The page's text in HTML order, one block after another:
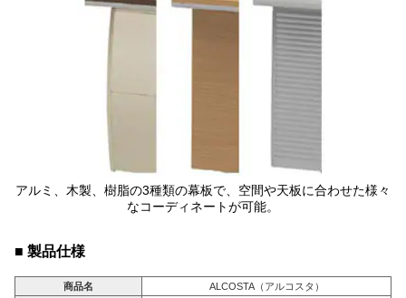
アルミ、木製、樹脂の3種類の幕板で、空間や天板に合わせた様々
なコーディネートが可能。
■ 製品仕様
商品名 ALCOSTA（アルコスタ）